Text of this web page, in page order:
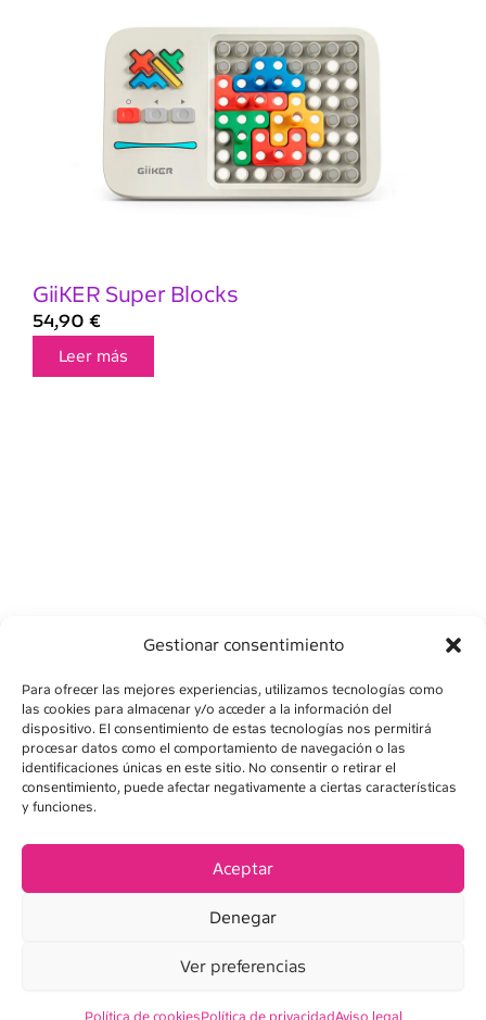
Gestionar consentimiento
Para ofrecer las mejores experiencias, utilizamos tecnologías como
las cookies para almacenar y/o acceder a la información del
dispositivo. El consentimiento de estas tecnologías nos permitirá
procesar datos como el comportamiento de navegación o las
identificaciones únicas en este sitio. No consentir o retirar el
consentimiento, puede afectar negativamente a ciertas características
y funciones.
Aceptar
Denegar
Ver preferencias
Política de cookiesPolítica de privacidadAviso legal
GiiKER Super Blocks
54,90 €
Leer más
AVISO LEGAL
POLÍTICA DE PRIVACIDAD
CONDICIONES DE VENTA